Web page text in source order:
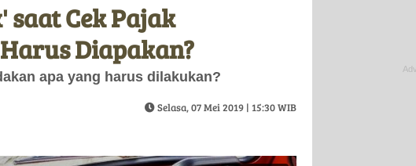
Cek Pajak
Diapakan?
apa yang harus dilakukan?
Selasa, 07 Mei 2019 | 15:30 WIB